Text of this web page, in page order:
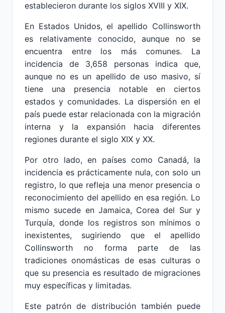
establecieron durante los siglos XVIII y XIX.
En Estados Unidos, el apellido Collinsworth
es relativamente conocido, aunque no se
encuentra entre los más comunes. La
incidencia de 3,658 personas indica que,
aunque no es un apellido de uso masivo, sí
tiene una presencia notable en ciertos
estados y comunidades. La dispersión en el
país puede estar relacionada con la migración
interna y la expansión hacia diferentes
regiones durante el siglo XIX y XX.
Por otro lado, en países como Canadá, la
incidencia es prácticamente nula, con solo un
registro, lo que refleja una menor presencia o
reconocimiento del apellido en esa región. Lo
mismo sucede en Jamaica, Corea del Sur y
Turquía, donde los registros son mínimos o
inexistentes, sugiriendo que el apellido
Collinsworth no forma parte de las
tradiciones onomásticas de esas culturas o
que su presencia es resultado de migraciones
muy específicas y limitadas.
Este patrón de distribución también puede